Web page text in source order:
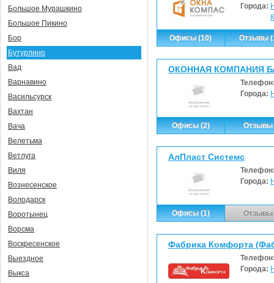
Города:
Офисы (10) Отзывы
ОКОННАЯ КОМПАНИЯ
Города:
Офисы (2) Отзывы
АлПласт Системс
Города:
Офисы (1) Отзывы
Фабрика Комфорта
Города:
Большое Мурашкино
Большое Пикино
Бор
Бутурлино
Вад
Варнавино
Васильсурск
Вахтан
Вача
Велетьма
Ветлуга
Виля
Вознесенское
Володарск
Воротынец
Ворсма
Воскресенское
Выездное
Выкса